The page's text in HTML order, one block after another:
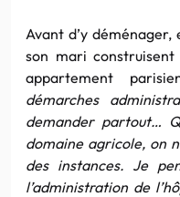
Avant d’y
son mari
appartement
démarches
demander partout…
domaine agricole, on
des instances. Je
l’administration de